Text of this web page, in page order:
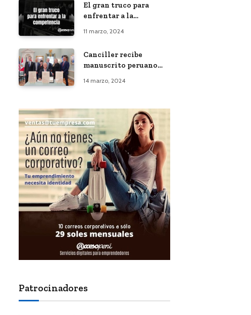
El gran truco para
enfrentar a la
11 marzo, 2024
Canciller recibe
manuscrito peruano
recuperado por el FBI
14 marzo, 2024
Patrocinadores